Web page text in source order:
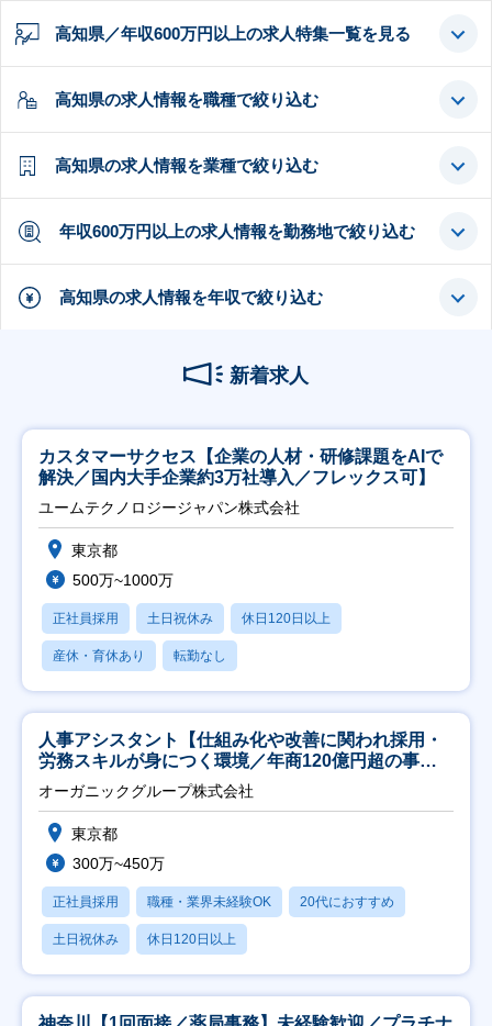
高知県／年収600万円以上の求人特集一覧を見る
高知県の求人情報を職種で絞り込む
高知県の求人情報を業種で絞り込む
年収600万円以上の求人情報を勤務地で絞り込む
高知県の求人情報を年収で絞り込む
新着求人
カスタマーサクセス【企業の人材・研修課題をAIで
解決／国内大手企業約3万社導入／フレックス可】
ユームテクノロジージャパン株式会社
東京都
500万~1000万
正社員採用 土日祝休み 休日120日以上
産休・育休あり 転勤なし
人事アシスタント【仕組み化や改善に関われ採用・
労務スキルが身につく環境／年商120億円超の事業
会社】
オーガニックグループ株式会社
東京都
300万~450万
正社員採用 職種・業界未経験OK 20代におすすめ
土日祝休み 休日120日以上